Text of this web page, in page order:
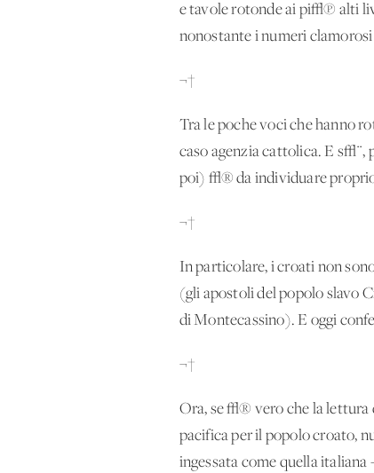
e tavole rotonde ai pi√π alti
nonostante i numeri clamorosi
¬†
Tra le poche voci che hanno
caso agenzia cattolica. E
poi) √® da individuare proprio
¬†
In particolare, i croati non
(gli apostoli del popolo slavo
di Montecassino). E oggi
¬†
Ora, se √® vero che la
pacifica per il popolo croato,
ingessata come quella